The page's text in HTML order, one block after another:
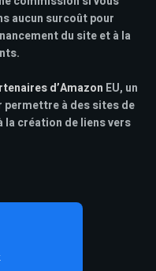
aucun surcoût pour
du site et à la
d’Amazon EU, un
permettre à des sites de
la création de liens vers